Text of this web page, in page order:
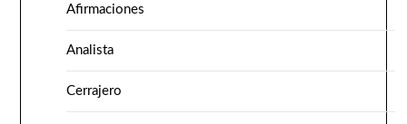
Afirmaciones
Analista
Cerrajero